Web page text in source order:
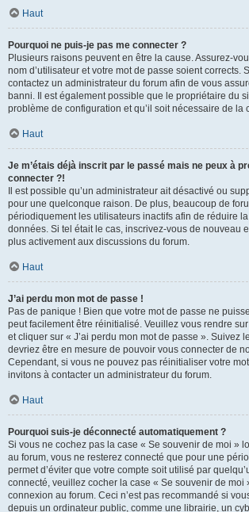
Haut
Pourquoi ne puis-je pas me connecter ?
Plusieurs raisons peuvent en être la cause. Assurez-
nom d’utilisateur et votre mot de passe soient corrects.
contactez un administrateur du forum afin de vous
banni. Il est également possible que le propriétaire du
problème de configuration et qu’il soit nécessaire de la
Haut
Je m’étais déjà inscrit par le passé mais ne peux à
connecter ?!
Il est possible qu’un administrateur ait désactivé ou
pour une quelconque raison. De plus, beaucoup de
périodiquement les utilisateurs inactifs afin de réduire
données. Si tel était le cas, inscrivez-vous de nouveau
plus activement aux discussions du forum.
Haut
J’ai perdu mon mot de passe !
Pas de panique ! Bien que votre mot de passe ne
peut facilement être réinitialisé. Veuillez vous rendre
et cliquer sur « J’ai perdu mon mot de passe ». Suivez
devriez être en mesure de pouvoir vous connecter de
Cependant, si vous ne pouvez pas réinitialiser votre
invitons à contacter un administrateur du forum.
Haut
Pourquoi suis-je déconnecté automatiquement ?
Si vous ne cochez pas la case « Se souvenir de moi »
au forum, vous ne resterez connecté que pour une
permet d’éviter que votre compte soit utilisé par
connecté, veuillez cocher la case « Se souvenir de moi
connexion au forum. Ceci n’est pas recommandé si
depuis un ordinateur public, comme une librairie, un